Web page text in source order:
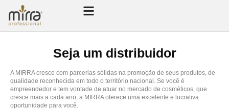
Seja um distribuidor
A MIRRA cresce com parcerias sólidas na promoção de seus produtos, de
qualidade reconhecida em todo o território nacional. Se você é
empreendedor e tem vontade de atuar no mercado de cosméticos, que
cresce mais a cada ano, a MIRRA oferece uma excelente e lucrativa
oportunidade para você.